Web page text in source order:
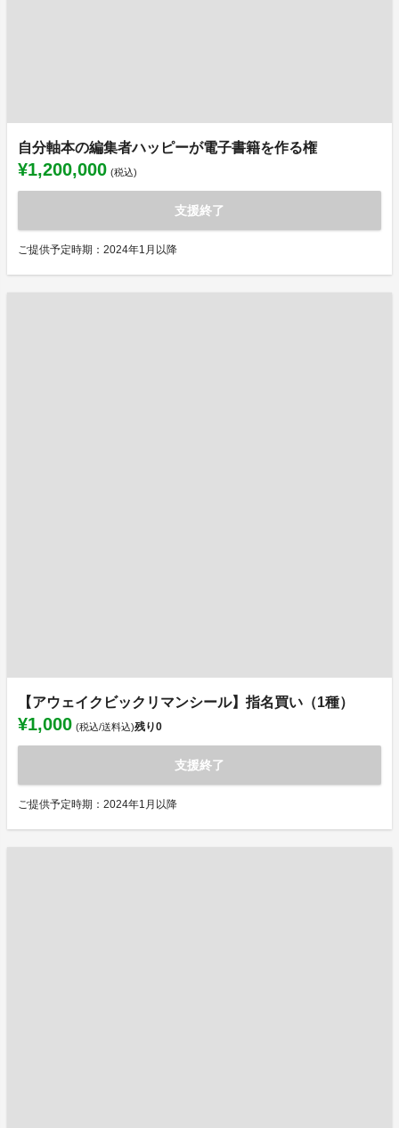
自分軸本の編集者ハッピーが電子書籍を作る権
¥1,200,000 (税込)
支援終了
ご提供予定時期：2024年1月以降
【アウェイクビックリマンシール】指名買い（1種）
¥1,000 (税込/送料込)残り0
支援終了
ご提供予定時期：2024年1月以降